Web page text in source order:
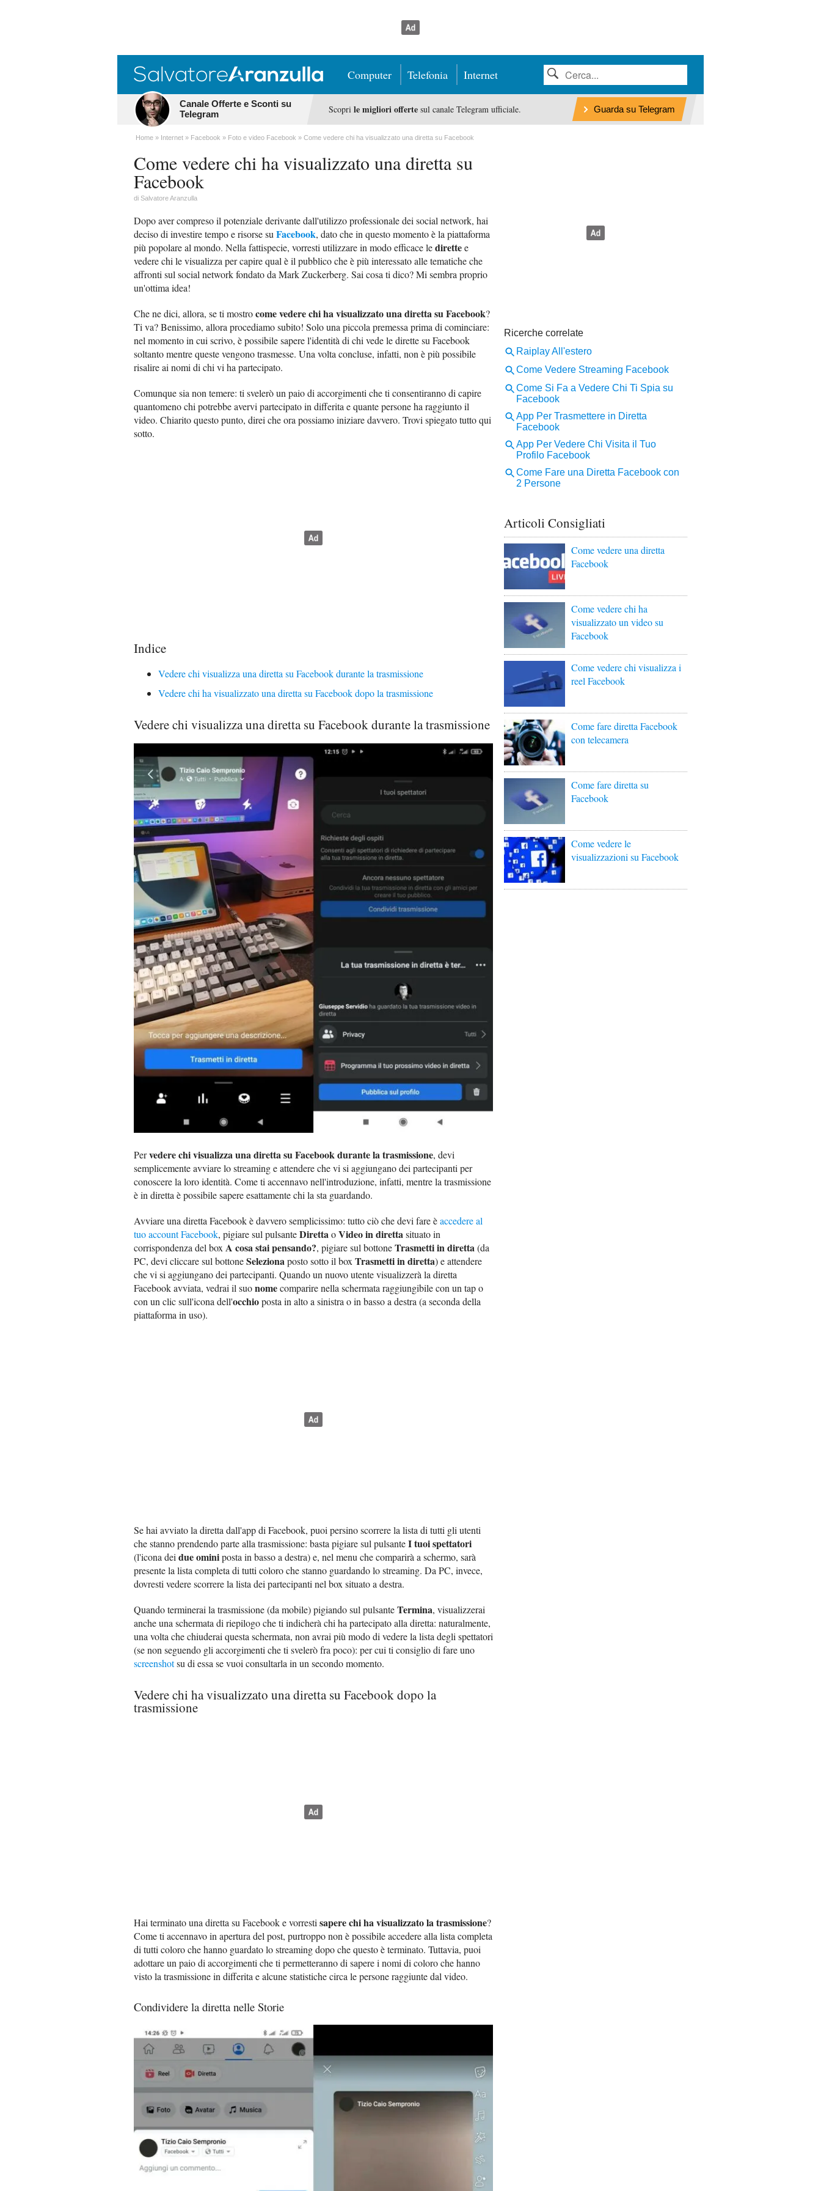
Computer Telefonia Internet
Canale Offerte e Sconti su
Telegram
Scopri le migliori offertesul canale Telegram ufficiale. Guarda su Telegram
Home Internet Facebook Foto e video Facebook Come vedere chi ha visualizzato una diretta su Facebook
Come vedere chi ha visualizzato una diretta su
Facebook
di Salvatore Aranzulla
Dopo aver compreso il potenziale derivante dall'utilizzo professionale dei social network, hai
deciso di investire tempo e risorse su Facebook, dato che in questo momento è la piattaforma
più popolare al mondo. Nella fattispecie, vorresti utilizzare in modo efficace ledirettee
vedere chi le visualizza per capire qual è il pubblico che è più interessato alle tematiche che
affronti sul social network fondato da Mark Zuckerberg. Sai cosa ti dico? Mi sembra proprio
un'ottima idea!
Che ne dici, allora, se ti mostrocome vedere chi ha visualizzato una diretta su Facebook?
Ti va? Benissimo, allora procediamo subito! Solo una piccola premessa prima di cominciare:
nel momento in cui scrivo, è possibile sapere l'identità di chi vede le dirette su Facebook
soltanto mentre queste vengono trasmesse. Una volta concluse, infatti, non è più possibile
risalire ai nomi di chi vi ha partecipato.
Comunque sia non temere: ti svelerò un paio di accorgimenti che ti consentiranno di capire
quantomeno chi potrebbe avervi partecipato in differita e quante persone ha raggiunto il
video. Chiarito questo punto, direi che ora possiamo iniziare davvero. Trovi spiegato tutto qui
sotto.
Indice
Vedere chi visualizza una diretta su Facebook durante la trasmissione
Vedere chi ha visualizzato una diretta su Facebook dopo la trasmissione
Vedere chi visualizza una diretta su Facebook durante la trasmissione
Pervedere chi visualizza una diretta su Facebook durante la trasmissione, devi
semplicemente avviare lo streaming e attendere che vi si aggiungano dei partecipanti per
conoscere la loro identità. Come ti accennavo nell'introduzione, infatti, mentre la trasmissione
è in diretta è possibile sapere esattamente chi la sta guardando.
Avviare una diretta Facebook è davvero semplicissimo: tutto ciò che devi fare èaccedere al
tuo account Facebook, pigiare sul pulsanteDirettaoVideo in direttasituato in
corrispondenza del box A cosa stai pensando?, pigiare sul bottoneTrasmetti in diretta(da
PC, devi cliccare sul bottoneSelezionaposto sotto il box Trasmetti in diretta) e attendere
che vi si aggiungano dei partecipanti. Quando un nuovo utente visualizzerà la diretta
Facebook avviata, vedrai il suonomecomparire nella schermata raggiungibile con un tap o
con un clic sull'icona dell'occhioposta in alto a sinistra o in basso a destra (a seconda della
piattaforma in uso).
Se hai avviato la diretta dall'app di Facebook, puoi persino scorrere la lista di tutti gli utenti
che stanno prendendo parte alla trasmissione: basta pigiare sul pulsanteI tuoi spettatori
(l'icona dei due ominiposta in basso a destra) e, nel menu che comparirà a schermo, sarà
presente la lista completa di tutti coloro che stanno guardando lo streaming. Da PC, invece,
dovresti vedere scorrere la lista dei partecipanti nel box situato a destra.
Quando terminerai la trasmissione (da mobile) pigiando sul pulsanteTermina, visualizzerai
anche una schermata di riepilogo che ti indicherà chi ha partecipato alla diretta: naturalmente,
una volta che chiuderai questa schermata, non avrai più modo di vedere la lista degli spettatori
(se non seguendo gli accorgimenti che ti svelerò fra poco): per cui ti consiglio di fare uno
screenshotsu di essa se vuoi consultarla in un secondo momento.
Vedere chi ha visualizzato una diretta su Facebook dopo la
trasmissione
Hai terminato una diretta su Facebook e vorresti sapere chi ha visualizzato la trasmissione?
Come ti accennavo in apertura del post, purtroppo non è possibile accedere alla lista completa
di tutti coloro che hanno guardato lo streaming dopo che questo è terminato. Tuttavia, puoi
adottare un paio di accorgimenti che ti permetteranno di sapere i nomi di coloro che hanno
visto la trasmissione in differita e alcune statistiche circa le persone raggiunte dal video.
Condividere la diretta nelle Storie
Articoli Consigliati
Come vedere una diretta
Facebook
Come vedere chi ha
visualizzato un video su
Facebook
Come vedere chi visualizza i
reel Facebook
Come fare diretta Facebook
con telecamera
Come fare diretta su
Facebook
Come vedere le
visualizzazioni su Facebook